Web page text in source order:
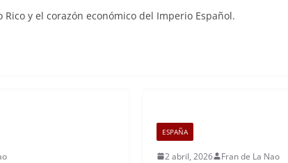
Rico y el corazón económico del Imperio Español.
ESPAÑA
2 abril, 2026 Fran de La Nao